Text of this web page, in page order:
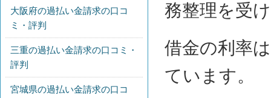
務整理を受
借金の利率
ています。
大阪府の過払い金請求の口コ
ミ・評判
三重の過払い金請求の口コミ・
評判
宮城県の過払い金請求の口コ